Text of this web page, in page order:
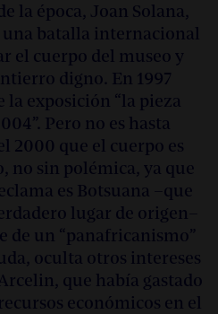
la época, Joan Solana,
batalla internacional
el cuerpo del museo y
digno. En 1997
la exposición “la pieza
Pero no es hasta
2000 que el cuerpo es
no sin polémica, ya que
es Botsuana –que
lugar de origen–
de un “panafricanismo”
oculta otros intereses
que había gastado
económicos en el